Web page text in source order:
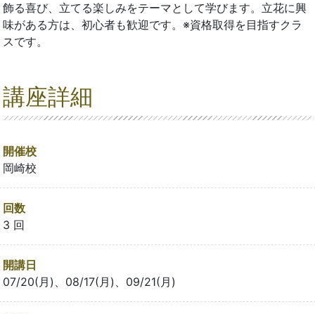
飾る喜び、立てる楽しみをテーマとして学びます。立花に興
味がある方は、初心者も歓迎です。※資格取得を目指すクラ
スです。
講座詳細
開催校
岡崎校
回数
3 回
開講日
07/20(月)、08/17(月)、09/21(月)